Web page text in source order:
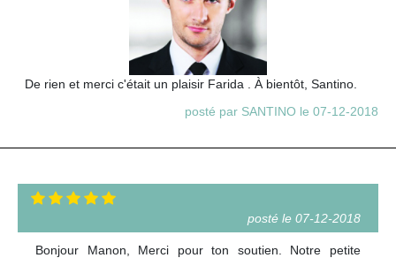
De rien et merci c'était un plaisir Farida . À bientôt, Santino.
posté par SANTINO le 07-12-2018
posté le 07-12-2018
Bonjour Manon, Merci pour ton soutien. Notre petite